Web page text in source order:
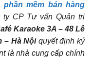
phần mềm bán hàng
ty CP Tư vấn Quản trị
Karaoke 3A – 48 Lê
– Hà Nộiquyết định ký
là nhà cung cấp chính